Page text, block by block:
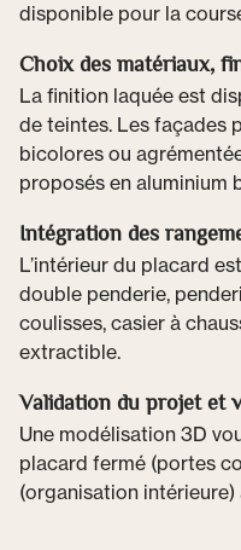
disponible pour la
Choix des matériaux,
La finition laquée est
de teintes. Les façades
bicolores ou
proposés en aluminium
Intégration des
L’intérieur du placard
double penderie,
coulisses, casier à
extractible.
Validation du projet et
Une modélisation 3D
placard fermé (portes
(organisation